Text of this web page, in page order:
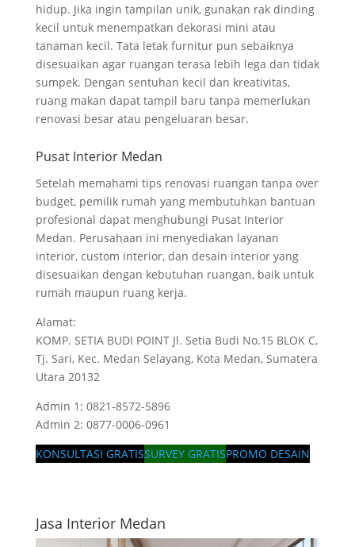
hidup. Jika ingin tampilan unik, gunakan rak dinding
kecil untuk menempatkan dekorasi mini atau
tanaman kecil. Tata letak furnitur pun sebaiknya
disesuaikan agar ruangan terasa lebih lega dan tidak
sumpek. Dengan sentuhan kecil dan kreativitas,
ruang makan dapat tampil baru tanpa memerlukan
renovasi besar atau pengeluaran besar.
Pusat Interior Medan
Setelah memahami tips renovasi ruangan tanpa over
budget, pemilik rumah yang membutuhkan bantuan
profesional dapat menghubungi Pusat Interior
Medan. Perusahaan ini menyediakan layanan
interior, custom interior, dan desain interior yang
disesuaikan dengan kebutuhan ruangan, baik untuk
rumah maupun ruang kerja.
Alamat:
KOMP. SETIA BUDI POINT Jl. Setia Budi No.15 BLOK C,
Tj. Sari, Kec. Medan Selayang, Kota Medan, Sumatera
Utara 20132
Admin 1: 0821-8572-5896
Admin 2: 0877-0006-0961
KONSULTASI GRATISSURVEY GRATISPROMO DESAIN
Jasa Interior Medan